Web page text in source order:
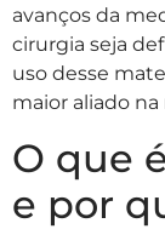
avanços da
cirurgia seja
uso desse
maior aliado na
O que
e por